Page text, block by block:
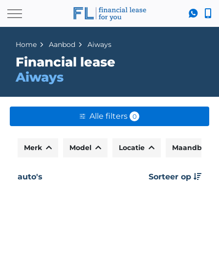
Home Aanbod Aiways
Financial lease
Aiways
Alle filters 0
Merk Model Locatie
auto's Sorteer op